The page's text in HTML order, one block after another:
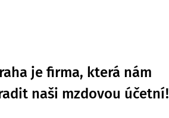
je firma, která nám
naši mzdovou účetní!